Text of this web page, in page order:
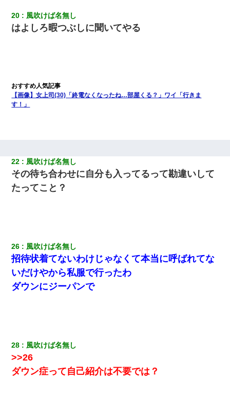
20 風吹けば名無し
はよしろ暇つぶしに聞いてやる
【画像】女上司(30)「終電なくなったね…部屋くる？」ワイ「行きま
す！」
22 風吹けば名無し
その待ち合わせに自分も入ってるって勘違いして
たってこと？
26 風吹けば名無し
招待状着てないわけじゃなくて本当に呼ばれてな
いだけやから私服で行ったわ
ダウンにジーパンで
28 風吹けば名無し
>>26
ダウン症って自己紹介は不要では？